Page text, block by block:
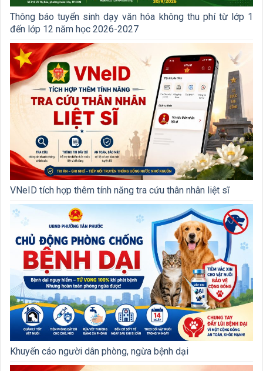
Thông báo tuyển sinh dạy văn hóa không thu phí từ lớp 1
đến lớp 12 năm học 2026-2027
VNeID tích hợp thêm tính năng tra cứu thân nhân liệt sĩ
Khuyến cáo người dân phòng, ngừa bệnh dại